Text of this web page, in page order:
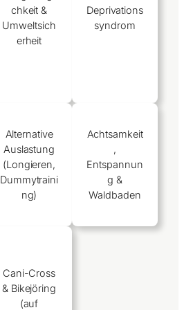
chkeit &
Umweltsich
erheit
Deprivations
syndrom
Alternative
Auslastung
(Longieren,
Dummytraini
ng)
Achtsamkeit
,
Entspannun
g &
Waldbaden
Cani-Cross
& Bikejöring
(auf